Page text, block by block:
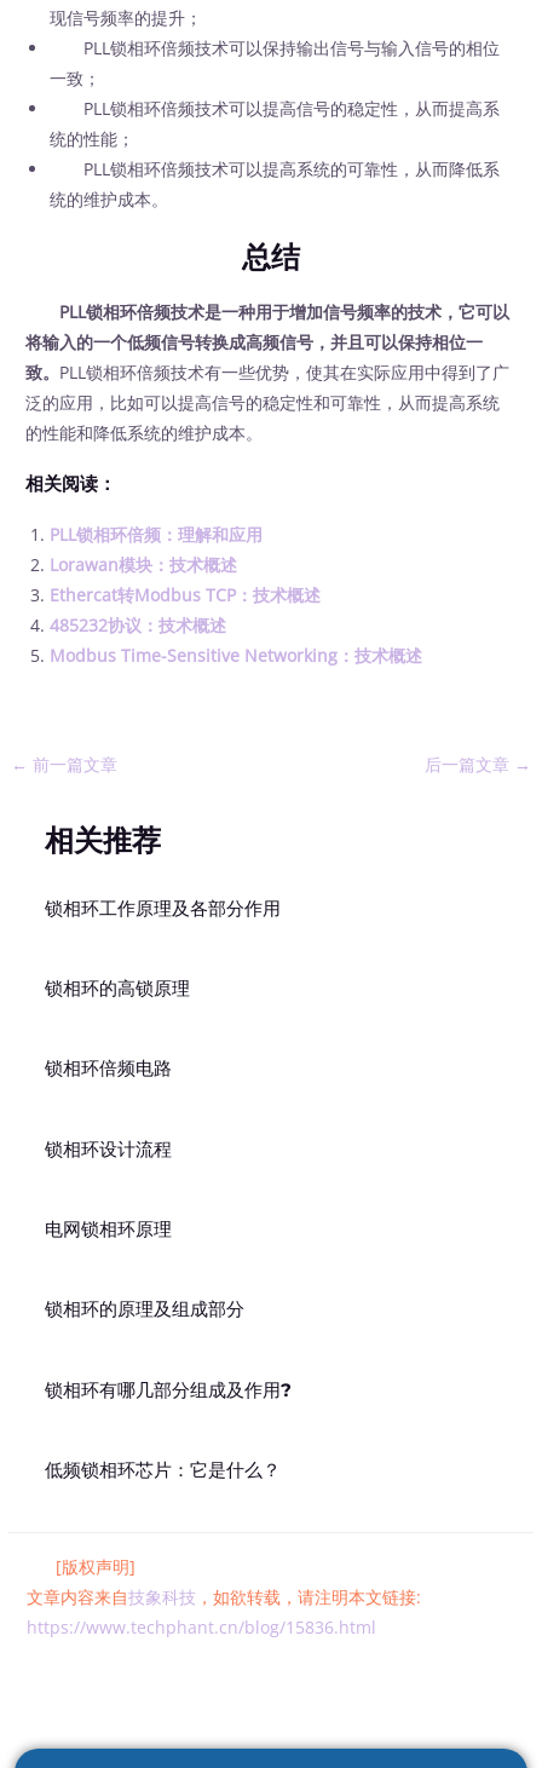
现信号频率的提升；
PLL锁相环倍频技术可以保持输出信号与输入信号的相位
一致；
PLL锁相环倍频技术可以提高信号的稳定性，从而提高系
统的性能；
PLL锁相环倍频技术可以提高系统的可靠性，从而降低系
统的维护成本。
总结
PLL锁相环倍频技术是一种用于增加信号频率的技术，它可以
将输入的一个低频信号转换成高频信号，并且可以保持相位一
致。 PLL锁相环倍频技术有一些优势，使其在实际应用中得到了广
泛的应用，比如可以提高信号的稳定性和可靠性，从而提高系统
的性能和降低系统的维护成本。
相关阅读：
PLL锁相环倍频：理解和应用
Lorawan模块：技术概述
Ethercat转Modbus TCP：技术概述
485232协议：技术概述
Modbus Time-Sensitive Networking：技术概述
← 前一篇文章 后一篇文章 →
相关推荐
锁相环工作原理及各部分作用
锁相环的高锁原理
锁相环倍频电路
锁相环设计流程
电网锁相环原理
锁相环的原理及组成部分
锁相环有哪几部分组成及作用?
低频锁相环芯片：它是什么？
[版权声明]
文章内容来自技象科技 ，如欲转载，请注明本文链接:
https://www.techphant.cn/blog/15836.html